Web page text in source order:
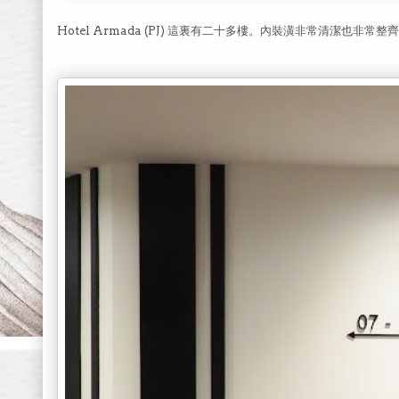
Hotel Armada (PJ) 這裏有二十多樓。內裝潢非常清潔也非常整